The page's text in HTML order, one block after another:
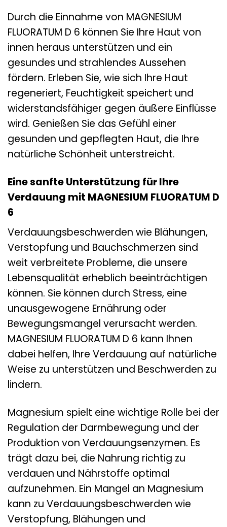
Durch die Einnahme von MAGNESIUM
FLUORATUM D 6 können Sie Ihre Haut von
innen heraus unterstützen und ein
gesundes und strahlendes Aussehen
fördern. Erleben Sie, wie sich Ihre Haut
regeneriert, Feuchtigkeit speichert und
widerstandsfähiger gegen äußere Einflüsse
wird. Genießen Sie das Gefühl einer
gesunden und gepflegten Haut, die Ihre
natürliche Schönheit unterstreicht.
Eine sanfte Unterstützung für Ihre
Verdauung mit MAGNESIUM FLUORATUM D
6
Verdauungsbeschwerden wie Blähungen,
Verstopfung und Bauchschmerzen sind
weit verbreitete Probleme, die unsere
Lebensqualität erheblich beeinträchtigen
können. Sie können durch Stress, eine
unausgewogene Ernährung oder
Bewegungsmangel verursacht werden.
MAGNESIUM FLUORATUM D 6 kann Ihnen
dabei helfen, Ihre Verdauung auf natürliche
Weise zu unterstützen und Beschwerden zu
lindern.
Magnesium spielt eine wichtige Rolle bei der
Regulation der Darmbewegung und der
Produktion von Verdauungsenzymen. Es
trägt dazu bei, die Nahrung richtig zu
verdauen und Nährstoffe optimal
aufzunehmen. Ein Mangel an Magnesium
kann zu Verdauungsbeschwerden wie
Verstopfung, Blähungen und